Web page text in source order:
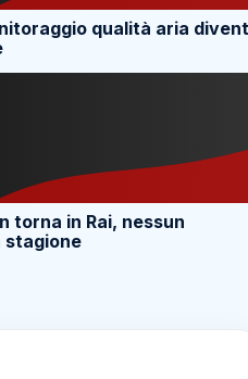
qualità aria
torna in Rai, nessun
stagione